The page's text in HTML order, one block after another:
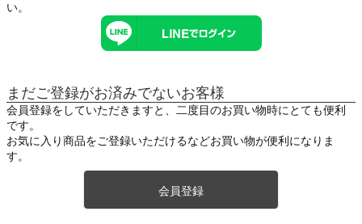
い。
まだご登録がお済みでないお客様
会員登録をしていただきますと、二度目のお買い物時にとても便利
です。
お気に入り商品をご登録いただけるなどお買い物が便利になりま
す。
会員登録